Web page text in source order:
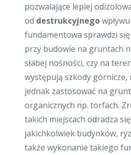
pozwalające lepiej
od destrukcyjnego
fundamentowa sprawdzi
przy budowie na gruntach
słabej nośności, czy na
występują szkody górnicze,
jednak zastosować na
organicznych np. torfach.
takich miejscach odradza
jakichkolwiek budynków,
także wykonanie takiego